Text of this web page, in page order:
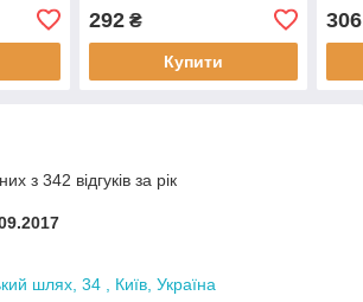
138163
292₴
Купити
306
з 342 відгуків за рік
шлях, 34 , Київ, Україна